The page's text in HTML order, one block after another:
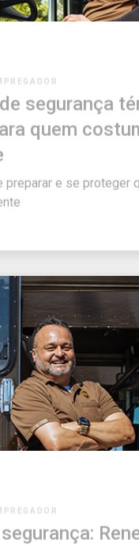
segurança
quem
e se proteger
Rene
que você